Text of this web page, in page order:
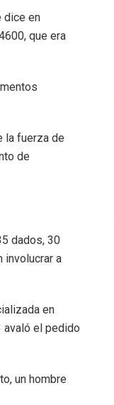
dice en
que era
la fuerza de
de
dados, 30
involucrar a
en
avaló el pedido
un hombre